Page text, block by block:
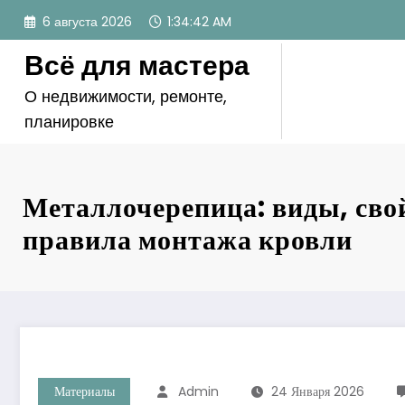
Перейти
содержимому
6 августа 2026 1:34:43 AM
Всё для мастера
О недвижимости, ремонте,
планировке
Металлочерепица: виды,
правила монтажа кровли
Материалы Admin 24 Января 2026